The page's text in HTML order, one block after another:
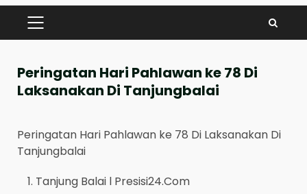
PRIMARY
MENU
Peringatan Hari Pahlawan ke 78 Di
Laksanakan Di Tanjungbalai
Peringatan Hari Pahlawan ke 78 Di Laksanakan Di
Tanjungbalai
Tanjung Balai l Presisi24.Com